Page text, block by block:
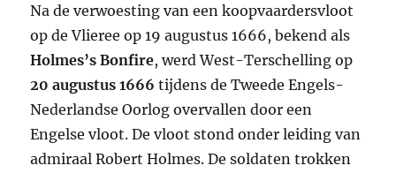
Na de verwoesting van een koopvaardersvloot
op de Vlieree op 19 augustus 1666, bekend als
Holmes’s Bonfire, werd West-Terschelling op
20 augustus 1666 tijdens de Tweede Engels-
Nederlandse Oorlog overvallen door een
Engelse vloot. De vloot stond onder leiding van
admiraal Robert Holmes. De soldaten trokken